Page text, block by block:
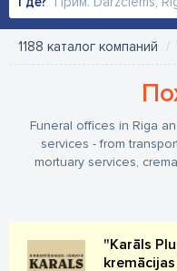
1188 каталог компаний
Funeral offices in Riga
services - from
mortuary services,
"Karāls